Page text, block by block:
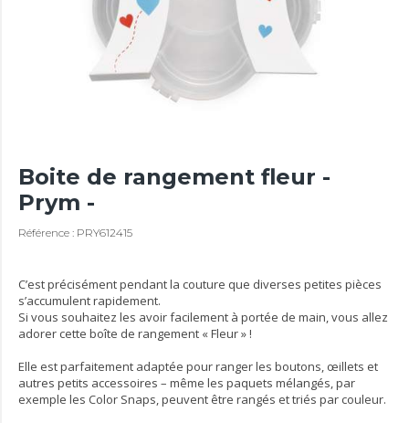
Boite de rangement fleur -
Prym -
Référence : PRY612415
C’est précisément pendant la couture que diverses petites pièces
s’accumulent rapidement.
Si vous souhaitez les avoir facilement à portée de main, vous allez
adorer cette boîte de rangement « Fleur » !
Elle est parfaitement adaptée pour ranger les boutons, œillets et
autres petits accessoires – même les paquets mélangés, par
exemple les Color Snaps, peuvent être rangés et triés par couleur.